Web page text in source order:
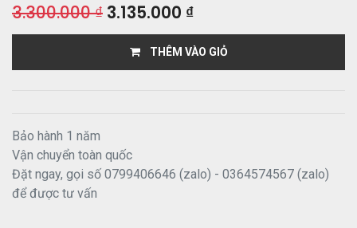
3.300.000₫ 3.135.000 ₫
THÊM VÀO GIỎ
Bảo hành 1 năm
Vận chuyển toàn quốc
Đặt ngay, gọi số 0799406646 (zalo) - 0364574567 (zalo)
để được tư vấn